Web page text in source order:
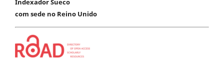
Indexador Sueco
com sede no Reino Unido